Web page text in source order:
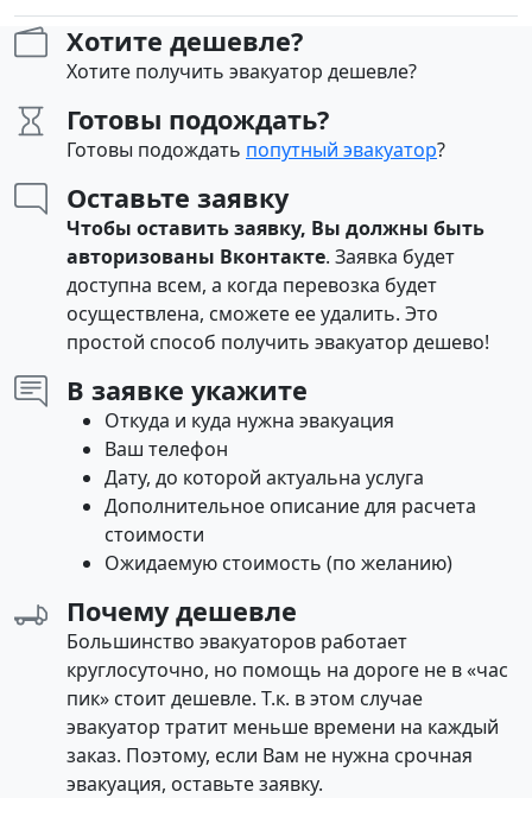
Хотите дешевле?
Хотите получить эвакуатор дешевле?
Готовы подождать?
Готовы подождать попутный эвакуатор?
Оставьте заявку
Чтобы оставить заявку, Вы должны быть
авторизованы Вконтакте. Заявка будет
доступна всем, а когда перевозка будет
осуществлена, сможете ее удалить. Это
простой способ получить эвакуатор дешево!
В заявке укажите
Откуда и куда нужна эвакуация
Ваш телефон
Дату, до которой актуальна услуга
Дополнительное описание для расчета
стоимости
Ожидаемую стоимость (по желанию)
Почему дешевле
Большинство эвакуаторов работает
круглосуточно, но помощь на дороге не в «час
пик» стоит дешевле. Т.к. в этом случае
эвакуатор тратит меньше времени на каждый
заказ. Поэтому, если Вам не нужна срочная
эвакуация, оставьте заявку.